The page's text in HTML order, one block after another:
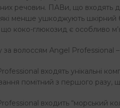
речовин. ПАВи, що входять
які менше ушкоджують шкірний
що коко-глюкозид є особливо
волоссям Angel Professional
входять унікальні
помітний з першого разу,
входить “морський